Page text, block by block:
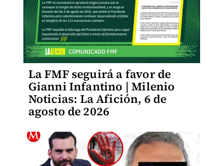
La FMF seguirá a favor de
Gianni Infantino | Milenio
Noticias: La Afición, 6 de
agosto de 2026